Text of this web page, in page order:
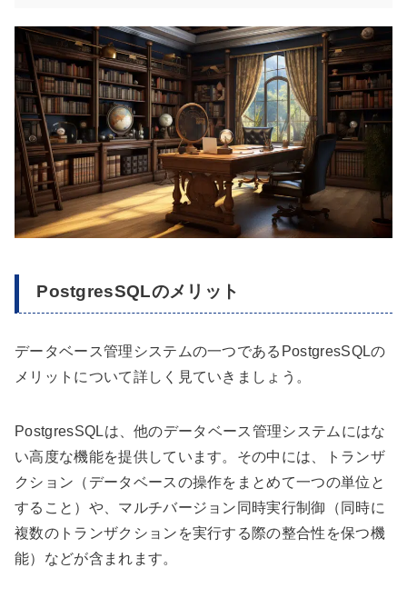
PostgresSQLのメリット
データベース管理システムの一つであるPostgresSQLの
メリットについて詳しく見ていきましょう。
PostgresSQLは、他のデータベース管理システムにはな
い高度な機能を提供しています。その中には、トランザ
クション（データベースの操作をまとめて一つの単位と
すること）や、マルチバージョン同時実行制御（同時に
複数のトランザクションを実行する際の整合性を保つ機
能）などが含まれます。